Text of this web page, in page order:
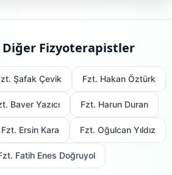
Fizyoterapistler
Şafak Çevik Fzt. Hakan Öztürk
Baver Yazıcı Fzt. Harun Duran
Fzt. Ersin Kara Fzt. Oğulcan Yıldız
Fatih Enes Doğruyol